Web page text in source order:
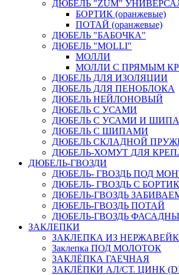
ДЮБЕЛЬ "ZUM"
БОРТИК (оранжевые)
ПОТАЙ (оранжевые)
ДЮБЕЛЬ "БАБОЧКА"
ДЮБЕЛЬ "МOLLI"
МОЛЛИ
МОЛЛИ С ПРЯМЫМ
ДЮБЕЛЬ ДЛЯ ИЗОЛЯЦИИ
ДЮБЕЛЬ ДЛЯ ПЕНОБЛОКА
ДЮБЕЛЬ НЕЙЛОНОВЫЙ
ДЮБЕЛЬ С УСАМИ
ДЮБЕЛЬ С УСАМИ И
ДЮБЕЛЬ С ШИПАМИ
ДЮБЕЛЬ СКЛАДНОЙ
ДЮБЕЛЬ-ХОМУТ ДЛЯ
ДЮБЕЛЬ-ГВОЗДИ
ДЮБЕЛЬ- ГВОЗДЬ ПОД
ДЮБЕЛЬ- ГВОЗДЬ С
ДЮБЕЛЬ-ГВОЗДЬ
ДЮБЕЛЬ-ГВОЗДЬ ПОТАЙ
ДЮБЕЛЬ-ГВОЗДЬ
ЗАКЛЕПКИ
ЗАКЛЕПКА ИЗ
Заклепка ПОД МОЛОТОК
ЗАКЛЁПКА ГАЕЧНАЯ
ЗАКЛЁПКИ АЛ/СТ. ЦИНК